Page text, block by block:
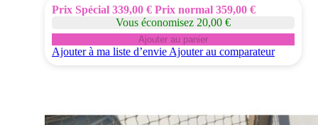
Prix Spécial 339,00 € Prix normal 359,00 €
Vous économisez 20,00 €
Ajouter au panier
Ajouter à ma liste d’envie Ajouter au comparateur